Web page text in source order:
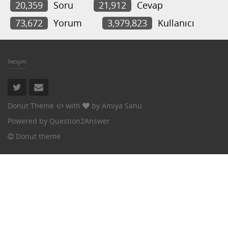
20,359 Soru 21,912
Cevap
73,672
Yorum 3,979,823 Kullanıcı
İletişim
Donut Theme with by Amiya Sahu
Powered by Question2Answer
Donut theme